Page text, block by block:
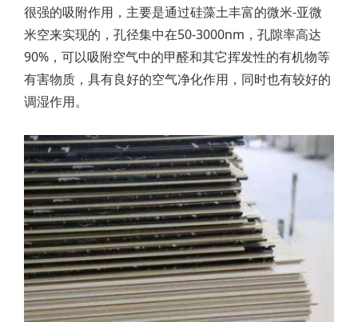
很强的吸附作用，主要是通过硅藻土丰富的微米-亚微
米空来实现的，孔径集中在50-3000nm，孔隙率高达
90%，可以吸附空气中的甲醛和其它挥发性的有机物等
有害物质，具有良好的空气净化作用，同时也有较好的
调湿作用。